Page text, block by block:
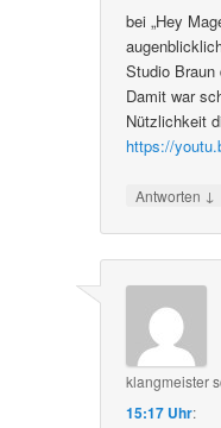
bei „Hey
Studio Braun
Damit war
Nützlichkeit
https://
Antworten ↓
klangmeister
15:17 Uhr: